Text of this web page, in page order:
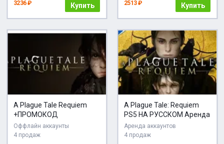
3236 ₽ Купить 2513 ₽ Купить
A Plague Tale Requiem
+ПРОМОКОД
Оффлайн аккаунты
4 продаж
A Plague Tale: Requiem
PS5 НА РУССКОМ Аренда
Аренда аккаунтов
4 продаж